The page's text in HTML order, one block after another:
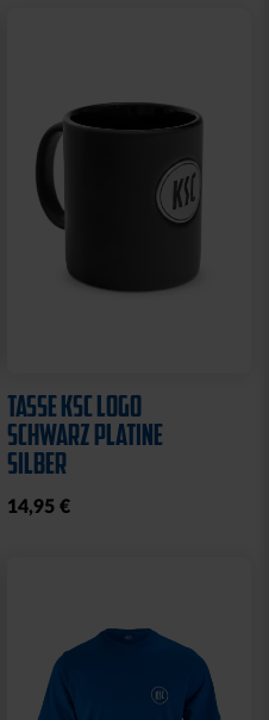
TASSE KSC LOGO
SCHWARZ PLATINE
SILBER
14,95 €